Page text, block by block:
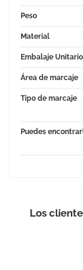
Peso
Material
Embalaje Unitario
Área de marcaje
Tipo de marcaje
Puedes
Los